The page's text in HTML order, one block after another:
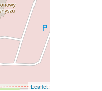
Leaflet